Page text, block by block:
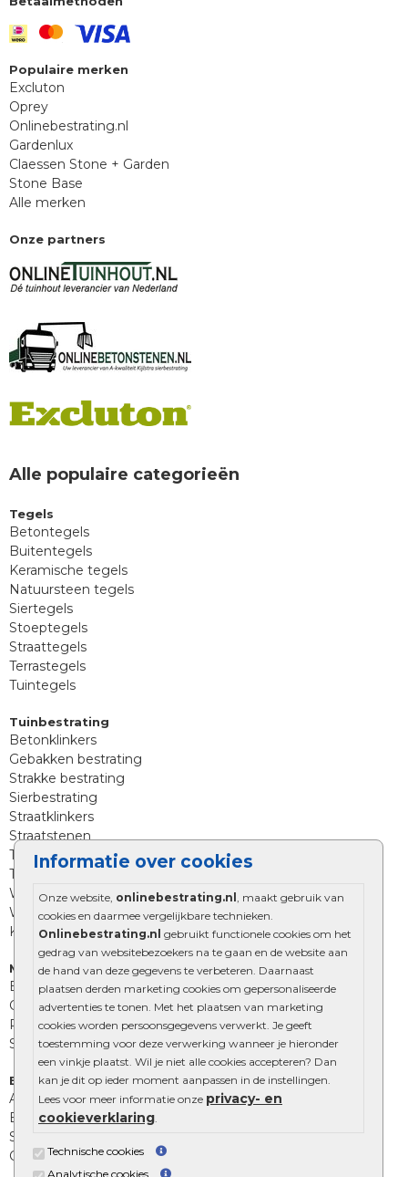
Informatie over cookies
Onze website, onlinebestrating.nl , maakt gebruik van
cookies en daarmee vergelijkbare technieken.
Onlinebestrating.nl gebruikt functionele cookies om het
gedrag van websitebezoekers na te gaan en de website aan
de hand van deze gegevens te verbeteren. Daarnaast
plaatsen derden marketing cookies om gepersonaliseerde
advertenties te tonen. Met het plaatsen van marketing
cookies worden persoonsgegevens verwerkt. Je geeft
toestemming voor deze verwerking wanneer je hieronder
een vinkje plaatst. Wil je niet alle cookies accepteren? Dan
kan je dit op ieder moment aanpassen in de instellingen.
Lees voor meer informatie onze privacy- en
cookieverklaring
Technische cookies
Analytische cookies
Populaire merken
Excluton
Oprey
Onlinebestrating.nl
Gardenlux
Claessen Stone + Garden
Stone Base
Alle merken
Onze partners
Alle populaire categorieën
Tegels
Betontegels
Buitentegels
Keramische tegels
Natuursteen tegels
Siertegels
Stoeptegels
Straattegels
Terrastegels
Tuintegels
Tuinbestrating
Betonklinkers
Gebakken bestrating
Strakke bestrating
Sierbestrating
Straatklinkers
Straatstenen
Trommelstenen
Tuinstenen
Waalformaat
Wildverband bestrating
Kingstones
Muurelementen
Betonbielzen
Opsluitbanden
Palissades
Stapelblokken
Extra benodigdheden
Afwatering en diversen
Beplantings en betonelementen
Split, grind en zand
Oprit tegels